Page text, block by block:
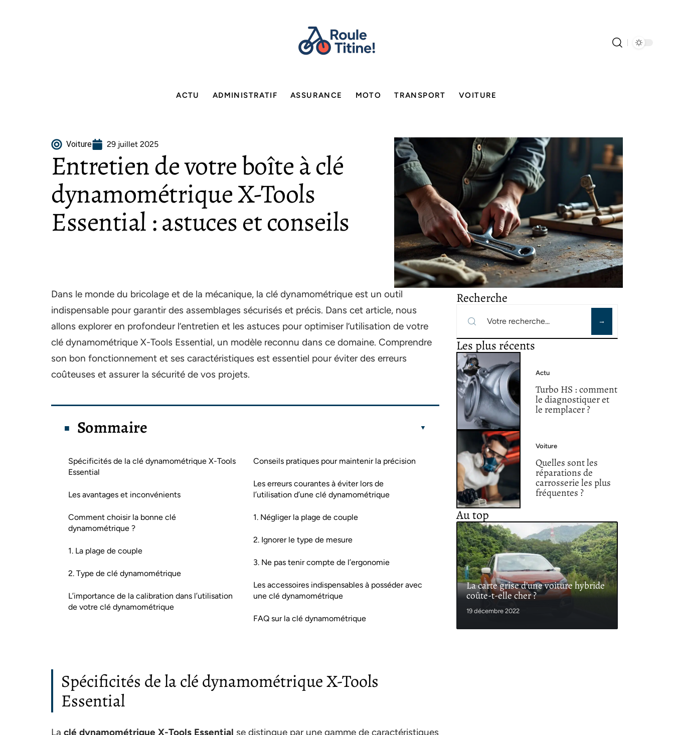
ACTU ADMINISTRATIF ASSURANCE MOTO TRANSPORT VOITURE
Voiture 29 juillet 2025
Entretien de votre boîte à clé
dynamométrique X-Tools
Essential : astuces et conseils
Dans le monde du bricolage et de la mécanique, la clé dynamométrique est un outil
indispensable pour garantir des assemblages sécurisés et précis. Dans cet article, nous
allons explorer en profondeur l’entretien et les astuces pour optimiser l’utilisation de votre
clé dynamométrique X-Tools Essential, un modèle reconnu dans ce domaine. Comprendre
son bon fonctionnement et ses caractéristiques est essentiel pour éviter des erreurs
coûteuses et assurer la sécurité de vos projets.
Sommaire
Spécificités de la clé dynamométrique X-Tools
Essential
Les avantages et inconvénients
Comment choisir la bonne clé
dynamométrique ?
1. La plage de couple
2. Type de clé dynamométrique
L’importance de la calibration dans l’utilisation
de votre clé dynamométrique
Conseils pratiques pour maintenir la précision
Les erreurs courantes à éviter lors de
l’utilisation d’une clé dynamométrique
1. Négliger la plage de couple
2. Ignorer le type de mesure
3. Ne pas tenir compte de l’ergonomie
Les accessoires indispensables à posséder avec
une clé dynamométrique
FAQ sur la clé dynamométrique
Spécificités de la clé dynamométrique X-Tools
Essential
La clé dynamométrique X-Tools Essential se distingue par une gamme de caractéristiques
Recherche
Les plus récents
Actu
Turbo HS : comment
le diagnostiquer et
le remplacer ?
Voiture
Quelles sont les
réparations de
carrosserie les plus
fréquentes ?
Au top
La carte grise d’une voiture hybride
coûte-t-elle cher ?
19 décembre 2022